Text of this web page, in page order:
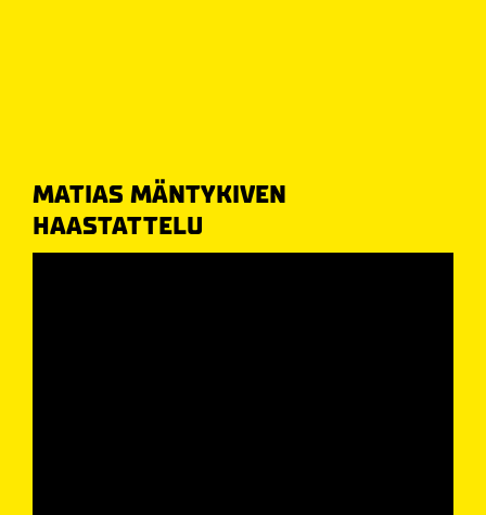
MATIAS MÄNTYKIVEN
HAASTATTELU